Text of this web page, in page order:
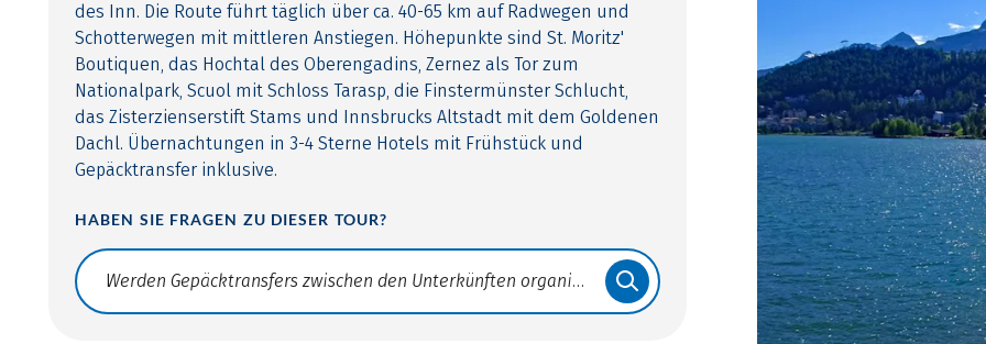
des Inn. Die Route führt täglich über ca. 40-65 km auf Radwegen und
Schotterwegen mit mittleren Anstiegen. Höhepunkte sind St. Moritz'
Boutiquen, das Hochtal des Oberengadins, Zernez als Tor zum
Nationalpark, Scuol mit Schloss Tarasp, die Finstermünster Schlucht,
das Zisterzienserstift Stams und Innsbrucks Altstadt mit dem Goldenen
Dachl. Übernachtungen in 3-4 Sterne Hotels mit Frühstück und
Gepäcktransfer inklusive.
HABEN SIE FRAGEN ZU DIESER TOUR?
Translate: a11y.faq.search